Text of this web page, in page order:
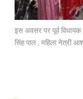
इस अवसर पर पूर्व विधायक
सिंह पाल , महिला नेत्री